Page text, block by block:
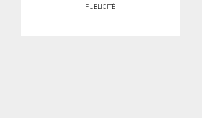
PUBLICITÉ